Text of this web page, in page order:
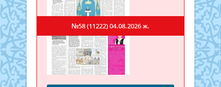
№58 (11222)04.08.2026 ж.